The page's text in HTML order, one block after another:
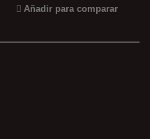
Añadir para comparar